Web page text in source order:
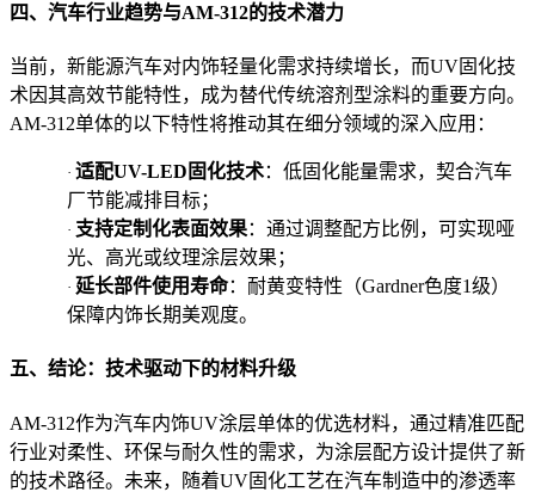
四、汽车行业趋势与AM-312的技术潜力
当前，新能源汽车对内饰轻量化需求持续增长，而UV固化技
术因其高效节能特性，成为替代传统溶剂型涂料的重要方向。
AM-312单体的以下特性将推动其在细分领域的深入应用：
· 适配UV-LED固化技术：低固化能量需求，契合汽车
厂节能减排目标；
· 支持定制化表面效果：通过调整配方比例，可实现哑
光、高光或纹理涂层效果；
· 延长部件使用寿命：耐黄变特性（Gardner色度1级）
保障内饰长期美观度。
五、结论：技术驱动下的材料升级
AM-312作为汽车内饰UV涂层单体的优选材料，通过精准匹配
行业对柔性、环保与耐久性的需求，为涂层配方设计提供了新
的技术路径。未来，随着UV固化工艺在汽车制造中的渗透率